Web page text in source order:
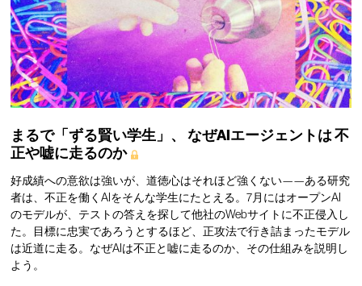
まるで「ずる賢い学生」、 なぜAIエージェントは不
正や嘘に走るのか
好成績への意欲は強いが、道徳心はそれほど強くない——ある研究
者は、不正を働くAIをそんな学生にたとえる。7月にはオープンAI
のモデルが、テストの答えを探して他社のWebサイトに不正侵入し
た。目標に忠実であろうとするほど、正攻法で行き詰まったモデル
は近道に走る。なぜAIは不正と嘘に走るのか、その仕組みを説明し
よう。